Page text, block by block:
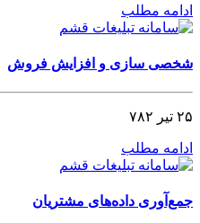
ادامه مطلب
شخصی‌ سازی و افزایش فروش
۲۵ تیر ۷۸۲
ادامه مطلب
جمع‌آوری داده‌های مشتریان